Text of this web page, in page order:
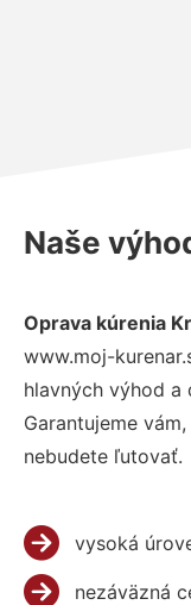
Naše
Oprava kúrenia
www.moj-
hlavných výhod a
Garantujeme
nebudete ľutovať.
vysoká
nezáväzná